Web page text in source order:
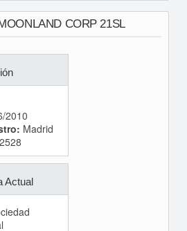
CORP 21SL
2010
Madrid
Actual